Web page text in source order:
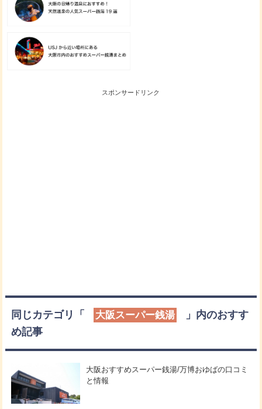
スポンサードリンク
同じカテゴリ「 大阪スーパー銭湯
」内のおすす
め記事
大阪おすすめスーパー銭湯/万博おゆばの口コミ
と情報